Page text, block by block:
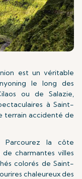
est un véritable
le long des
ou de Salazie,
à Saint-
terrain accidenté de
Parcourez la côte
charmantes villes
colorés de Saint-
chaleureux des